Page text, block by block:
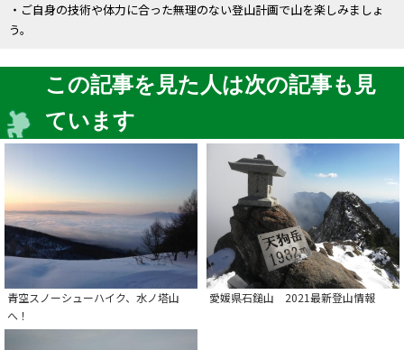
・ご自身の技術や体力に合った無理のない登山計画で山を楽しみましょ
う。
この記事を見た人は次の記事も見
ています
青空スノーシューハイク、水ノ塔山
へ！
愛媛県石鎚山 2021最新登山情報